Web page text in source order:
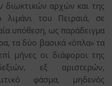
διωκτικών αρχών και της
λιμάνι του Πειραιά, σε
υπόθεση, ως παράδειγμα
τα δύο βασικά «όπλα» τα
μήνες οι διάφοροι της
εξ αριστερών,
φάσμα, μηδενός